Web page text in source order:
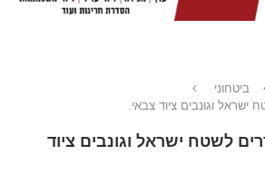
ביטחוני
וגונבים ציוד צבאי.
לשטח ישראל וגונבים ציוד